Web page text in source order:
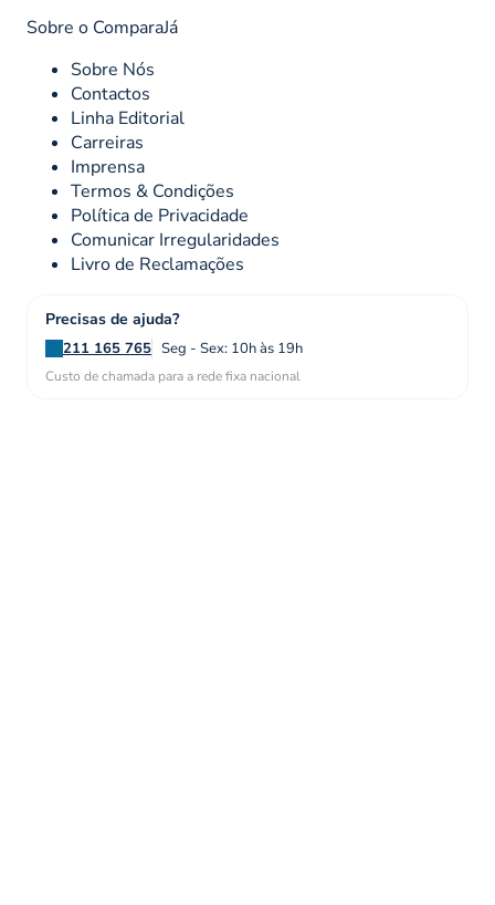
Sobre o ComparaJá
Sobre Nós
Contactos
Linha Editorial
Carreiras
Imprensa
Termos & Condições
Política de Privacidade
Comunicar Irregularidades
Livro de Reclamações
Precisas de ajuda?
211 165 765 Seg - Sex: 10h às 19h
Custo de chamada para a rede fixa nacional